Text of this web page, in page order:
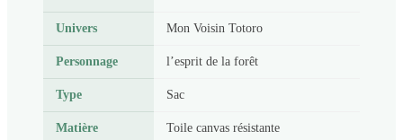
Univers Mon Voisin Totoro
Personnage l’esprit de la forêt
Type Sac
Matière Toile canvas résistante